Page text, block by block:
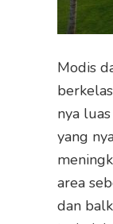
Modis
nya
yang
area
dan